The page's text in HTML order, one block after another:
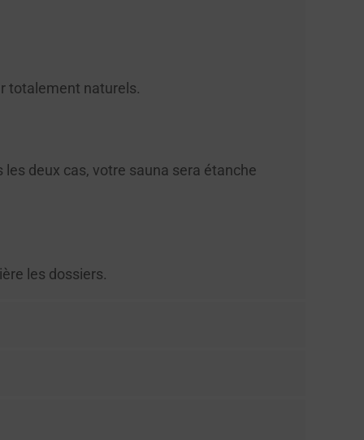
totalement naturels.
deux cas, votre sauna sera étanche
les dossiers.